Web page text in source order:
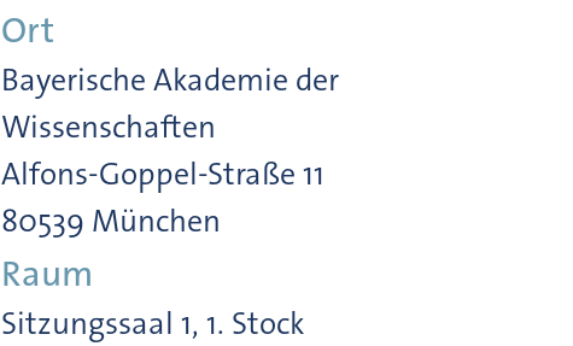
Ort
Bayerische Akademie der
Wissenschaften
Alfons-Goppel-Straße 11
80539 München
Raum
Sitzungssaal 1, 1. Stock